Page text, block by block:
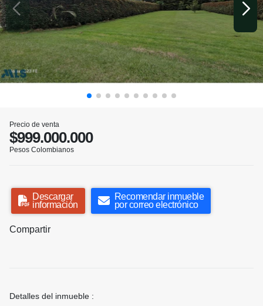
Precio de venta
$999.000.000
Pesos Colombianos
Descargar
información
Recomendar inmueble
por correo electrónico
Compartir
Detalles del inmueble :